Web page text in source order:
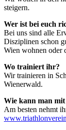
steigern.
Wer ist bei euch
Bei uns sind alle
Disziplinen schon
Wien wohnen oder
Wo trainiert ihr?
Wir trainieren in
Wienerwald.
Wie kann man
Am besten nehmt